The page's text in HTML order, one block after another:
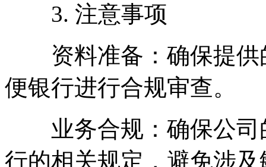
3. 注意事项
资料准备：确保提供
便银行进行合规审查。
业务合规：确保公司
行的相关规定，避免涉